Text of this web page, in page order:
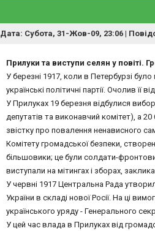
Дата: Субота, 31-Жов-09, 23:06 |
Прилуки та виступи селян у повіті.
У березні 1917, коли в Петербурзі
українські політичні партії. Очолив
У Прилуках 19 березня відбулися
депутатів та виконавчий комітет), а
звістку про повалення ненависного
Комітету громадської безпеки,
більшовики; це були солдати-
виступали на мітингах і зборах,
У червні 1917 Центральна Рада
України в складі нової Росії. На ці
українського уряду - Генерального
У цей час влада в Прилуках від